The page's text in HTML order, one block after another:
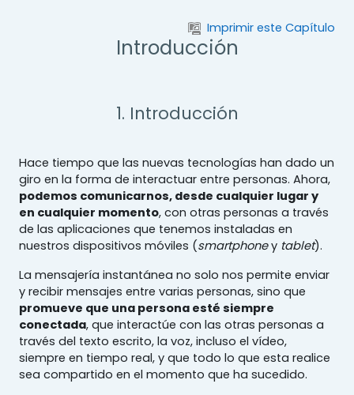
Imprimir este Capítulo
Introducción
1. Introducción
Hace tiempo que las nuevas tecnologías han dado un
giro en la forma de interactuar entre personas. Ahora,
podemos comunicarnos, desde cualquier lugar y
en cualquier momento, con otras personas a través
de las aplicaciones que tenemos instaladas en
nuestros dispositivos móviles (smartphoney tablet).
La mensajería instantánea no solo nos permite enviar
y recibir mensajes entre varias personas, sino que
promueve que una persona esté siempre
conectada, que interactúe con las otras personas a
través del texto escrito, la voz, incluso el vídeo,
siempre en tiempo real, y que todo lo que esta realice
sea compartido en el momento que ha sucedido.